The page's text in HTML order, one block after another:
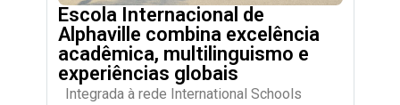
Escola Internacional de
Alphaville combina excelência
acadêmica, multilinguismo e
experiências globais
Integrada à rede International Schools